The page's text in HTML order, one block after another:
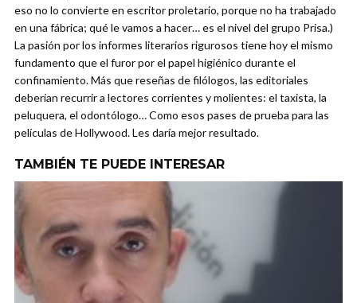
eso no lo convierte en escritor proletario, porque no ha trabajado
en una fábrica; qué le vamos a hacer… es el nivel del grupo Prisa.)
La pasión por los informes literarios rigurosos tiene hoy el mismo
fundamento que el furor por el papel higiénico durante el
confinamiento. Más que reseñas de filólogos, las editoriales
deberían recurrir a lectores corrientes y molientes: el taxista, la
peluquera, el odontólogo… Como esos pases de prueba para las
películas de Hollywood. Les daría mejor resultado.
TAMBIÉN TE PUEDE INTERESAR